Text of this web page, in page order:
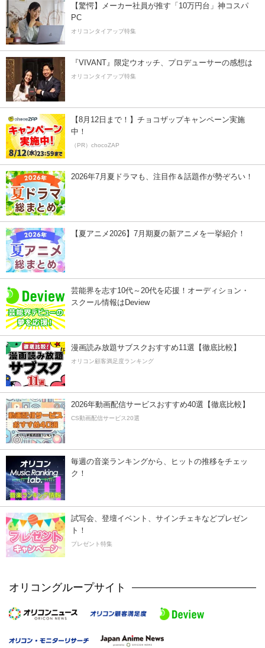
【驚愕】メーカー社員が推す「10万円台」神コスパ
PC
オリコンタイアップ特集
『VIVANT』限定ウオッチ、プロデューサーの感想は
オリコンタイアップ特集
【8月12日まで！】チョコザップキャンペーン実施
中！
（PR）chocoZAP
2026年7月夏ドラマも、注目作＆話題作が勢ぞろい！
【夏アニメ2026】7月期夏の新アニメを一挙紹介！
芸能界を志す10代～20代を応援！オーディション・
スクール情報はDeview
漫画読み放題サブスクおすすめ11選【徹底比較】
オリコン顧客満足度ランキング
2026年動画配信サービスおすすめ40選【徹底比較】
CS動画配信サービス20選
毎週の音楽ランキングから、ヒットの推移をチェッ
ク！
試写会、登壇イベント、サインチェキなどプレゼン
ト！
プレゼント特集
オリコングループサイト